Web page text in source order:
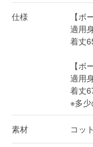
仕様
【ボ
適用
着丈
【ボ
適用
着丈
※多少
素材 コッ